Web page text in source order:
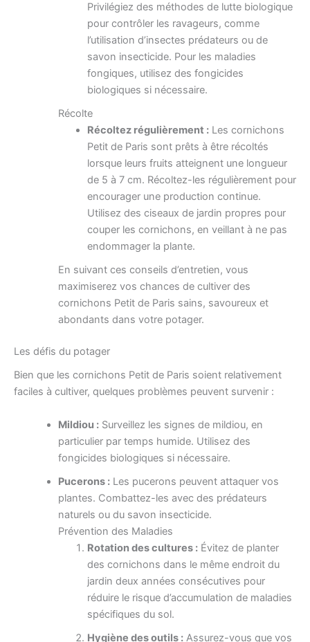
Privilégiez des méthodes de lutte biologique
pour contrôler les ravageurs, comme
l’utilisation d’insectes prédateurs ou de
savon insecticide. Pour les maladies
fongiques, utilisez des fongicides
biologiques si nécessaire.
Récolte
Récoltez régulièrement :Les cornichons
Petit de Paris sont prêts à être récoltés
lorsque leurs fruits atteignent une longueur
de 5 à 7 cm. Récoltez-les régulièrement pour
encourager une production continue.
Utilisez des ciseaux de jardin propres pour
couper les cornichons, en veillant à ne pas
endommager la plante.
En suivant ces conseils d’entretien, vous
maximiserez vos chances de cultiver des
cornichons Petit de Paris sains, savoureux et
abondants dans votre potager.
Les défis du potager
Bien que les cornichons Petit de Paris soient relativement
faciles à cultiver, quelques problèmes peuvent survenir :
Mildiou :Surveillez les signes de mildiou, en
particulier par temps humide. Utilisez des
fongicides biologiques si nécessaire.
Pucerons :Les pucerons peuvent attaquer vos
plantes. Combattez-les avec des prédateurs
naturels ou du savon insecticide.
Prévention des Maladies
Rotation des cultures :Évitez de planter
des cornichons dans le même endroit du
jardin deux années consécutives pour
réduire le risque d’accumulation de maladies
spécifiques du sol.
Hygiène des outils :Assurez-vous que vos